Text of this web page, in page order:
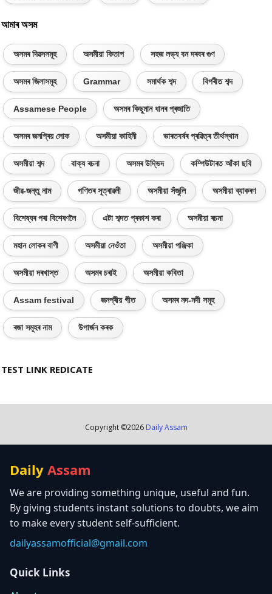
আমাৰ অসম
অসমৰ দিৱসসমূহ অসমীয়া কিতাপ সহজ লভ্য বন দৰবৰ গুণ
অসমৰ জিলাসমূহ Grammar সমাৰ্থক শব্দ বিপৰীত শব্দ
Assamese People অসমৰ কিছুমান ধানৰ প্ৰজাতি
অসমৰ জনপ্ৰিয় লোক অসমীয়া কাহিনী ভাৰতবৰ্ষৰ প্ৰৱিত্ৰ তীৰ্থস্থান
অসমীয়া শব্দ বাক্য ৰচনা অসমৰ উদ্ভিদ কম্পিউটাৰত আঁকা ছবি
জীৱ-জন্তু নাম গণিতৰ সূত্ৰাৱলী অসমীয়া সঁজুলি অসমীয়া ব্যাকৰণ
বিশেষ্যৰ পৰা বিশেষণলৈ এটা শব্দত প্ৰকাশ কৰা অসমীয়া ৰচনা
মহান লোকৰ বাণী অসমীয়া নেওঁতা অসমীয়া পঞ্জিকা
অসমীয়া দৰখাস্ত অসমৰ চৰাই অসমীয়া কবিতা
Assam festival জনপ্ৰীয় গীত অসমৰ নদ-নদী সমূহ
ৰজা সমূহৰ নাম উপাৰ্জন কৰক
TEST LINK REDICATE
Copyright ©2026 Daily Assam
Daily Assam
We are providing something unique, useful and fun.
By giving students instant solutions to doubts, we aim
to make every student self-sufficient.
dailyassamofficial@gmail.com
Quick Links